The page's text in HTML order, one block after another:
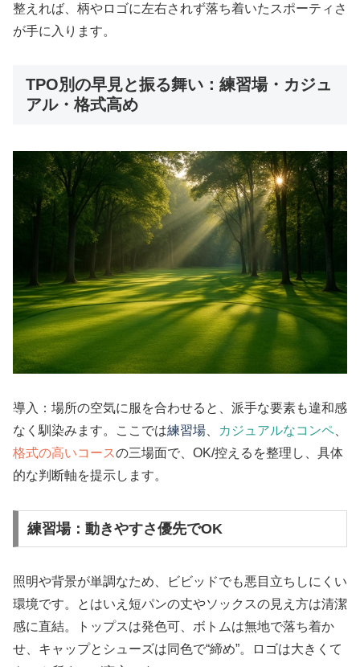
整えれば、柄やロゴに左右されず落ち着いたスポーティさ
が手に入ります。
TPO別の早見と振る舞い：練習場・カジュ
アル・格式高め
導入：場所の空気に服を合わせると、派手な要素も違和感
なく馴染みます。ここでは練習場 カジュアルなコンペ
格式の高いコースの三場面で、OK/控えるを整理し、具体
的な判断軸を提示します。
練習場：動きやすさ優先でOK
照明や背景が単調なため、ビビッドでも悪目立ちしにくい
環境です。とはいえ短パンの丈やソックスの見え方は清潔
感に直結。トップスは発色可、ボトムは無地で落ち着か
せ、キャップとシューズは同色で“締め”。ロゴは大きくて